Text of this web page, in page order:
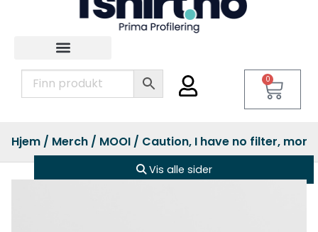
0
Hjem / Merch / MOOI / Caution, I have no filter,
Vis alle sider